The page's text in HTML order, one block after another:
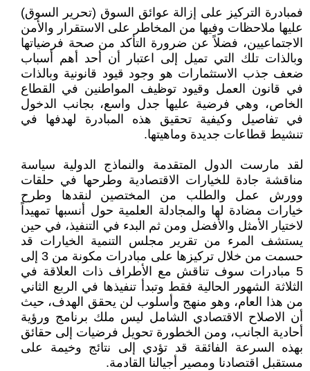
فمبادرة التركيز على إزالة عوائق السوق (تحرير السوق)
عليها ملاحظات وفيها من المخاطر على الاستقرار والأمن
الاجتماعيين، فضلاً عن ضرورة التأكد من صحة فرضياتها
وبالذات تلك التي تميل إلى اعتبار أن أحد أهم أسباب
ضعف جذب الاستثمارات هو وجود قيود قانونية وبالذات
في قانون العمل وقيود توظيف المواطنين في القطاع
الخاص، وهي فرضية عليها جدل واسع، بجانب الدخول
في تفاصيل وكيفية تحقيق هذه المبادرة لهدفها في
تنشيط قطاعات جديدة وماهيتها.
لقد مارست الدول المتقدمة والنماذج الدولية سياسة
مناقشة جادة للخيارات الاقتصادية وطرحها في حلقات
وورش عمل والطلب من المختصين لنقدها وطرح
خيارات مضادة لها والمجادلة العلمية حول أنسبها تمهيداً
لاختيار الأمثل والأفضل ومن ثم البدء في التنفيذ، في حين
يستشف المرء من تقرير مجلس التنمية الخيارات قد
حسمت من خلال تركيزها على مبادرات مكونة من 3 إلى
5 مبادرات سوف تناقش مع الأطراف ذات العلاقة في
الثلاثة الشهور الحالية فقط وتبدأ تنفيذها في الربع الثاني
من هذا العام، وهو منهج وأسلوب لن يحقق الهدف، حيث
أن الاصلاح الاقتصادي الشامل ليس ملك برنامج ورؤية
أحادية الجانب، ومن الخطورة تحويل فرضيات إلى حقائق
بهذه السرعة الفائقة قد تؤدي إلى نتائج وخيمة على
مستقبل اقتصادنا ومصير أجيالنا القادمة.